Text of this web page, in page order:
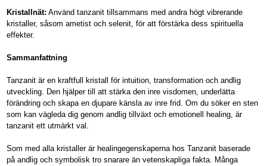
Kristallnät: Använd tanzanit tillsammans med andra högt vibrerande
kristaller, såsom ametist och selenit, för att förstärka dess spirituella
effekter.
Sammanfattning
Tanzanit är en kraftfull kristall för intuition, transformation och andlig
utveckling. Den hjälper till att stärka den inre visdomen, underlätta
förändring och skapa en djupare känsla av inre frid. Om du söker en sten
som kan vägleda dig genom andlig tillväxt och emotionell healing, är
tanzanit ett utmärkt val.
Som med alla kristaller är healingegenskaperna hos Tanzanit baserade
på andlig och symbolisk tro snarare än vetenskapliga fakta. Många